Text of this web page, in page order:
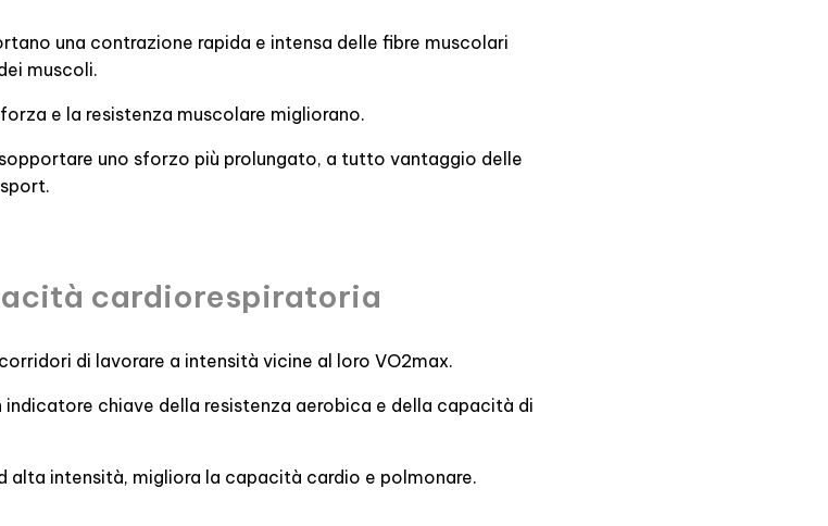
una contrazione rapida e intensa delle fibre muscolari
muscoli.
e la resistenza muscolare migliorano.
uno sforzo più prolungato, a tutto vantaggio delle
cardiorespiratoria
di lavorare a intensità vicine al loro VO2max.
chiave della resistenza aerobica e della capacità di
alta intensità, migliora la capacità cardio e polmonare.